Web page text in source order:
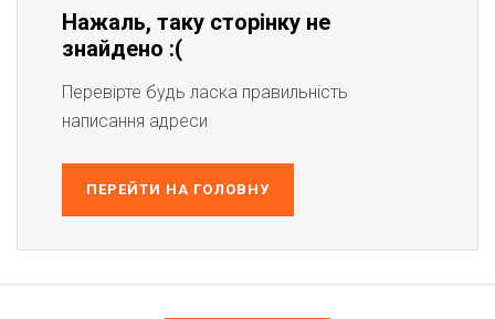
Нажаль, таку сторінку не
знайдено :(
Перевірте будь ласка правильність
написання адреси
ПЕРЕЙТИ НА ГОЛОВНУ